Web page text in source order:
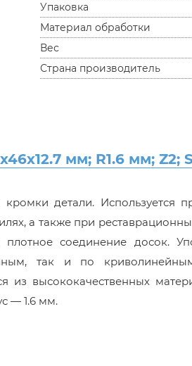
Упаковка
Материал обработки
Вес
Страна производитель
мм; R1.6 мм; Z2;
детали. Используется
а также при
соединение досок.
так и по
из высококачественных
— 1.6 мм.